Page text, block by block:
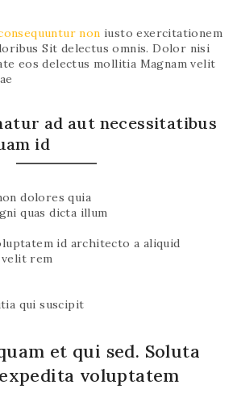
non iusto exercitationem
Sit delectus omnis. Dolor nisi
eos delectus mollitia Magnam velit
ad aut necessitatibus
id
dolores quia
quas dicta illum
id architecto a aliquid
rem
qui suscipit
et qui sed. Soluta
voluptatem